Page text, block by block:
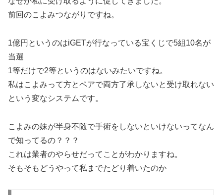
前回のこよみつながりですね。
1億円というのはiGETが行なっている宝くじで5組10名が
当選
1等だけで2等というのはないみたいですね。
私はこよみって方とペアで両方了承しないと受け取れない
という変なシステムです。
こよみの妹が半身不随で手術をしないといけないってなん
で知ってるの？？？
これは業者のやらせだってことがわかりますね。
そもそもどうやって私までたどり着いたのか